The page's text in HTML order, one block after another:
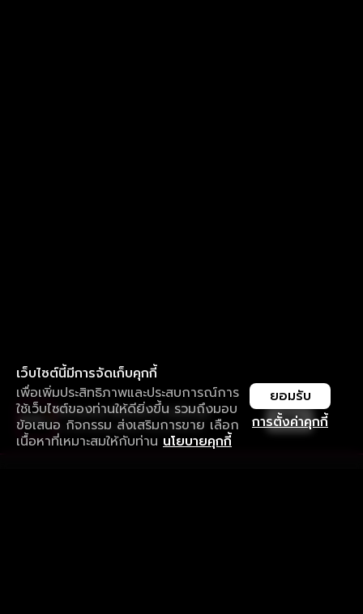
เว็บไซต์นี้มีการจัดเก็บคุกกี้
เพื่อเพิ่มประสิทธิภาพและประสบการณ์การ
ใช้เว็บไซต์ของท่านให้ดียิ่งขึ้น รวมถึงมอบ
ข้อเสนอ กิจกรรม ส่งเสริมการขาย เลือก
เนื้อหาที่เหมาะสมให้กับท่าน นโยบายคุกกี้
การตั้งค่าคุกกี้
ยอมรับ
ใช้งานแอป ลื่นไหลกว่า ไม่มีสะดุด
ดาวน์โหลดแอปเพื่อการรับชมที่ดีกว่า เปิด